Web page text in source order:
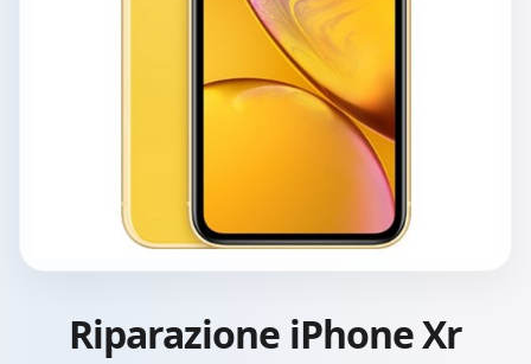
Riparazione iPhone Xr